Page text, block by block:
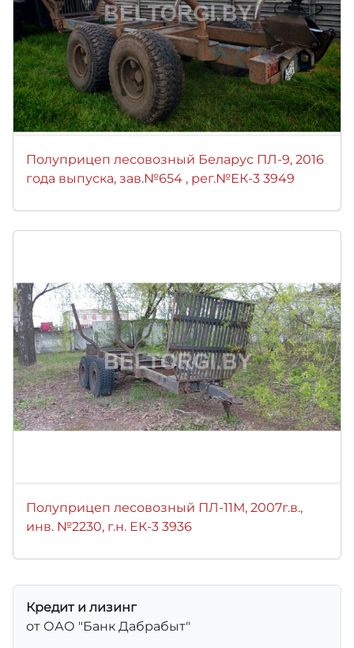
Полуприцеп лесовозный Беларус ПЛ-9, 2016
года выпуска, зав.№654 , рег.№ЕК-3 3949
Полуприцеп лесовозный ПЛ-11М, 2007г.в.,
инв. №2230, г.н. ЕК-3 3936
Кредит и лизинг
от ОАО "Банк Дабрабыт"